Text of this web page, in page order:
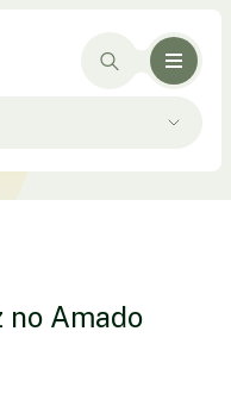
no Amado